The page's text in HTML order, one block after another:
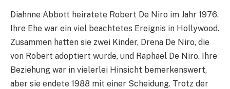
Diahnne Abbott heiratete Robert De Niro im Jahr 1976.
Ihre Ehe war ein viel beachtetes Ereignis in Hollywood.
Zusammen hatten sie zwei Kinder, Drena De Niro, die
von Robert adoptiert wurde, und Raphael De Niro. Ihre
Beziehung war in vielerlei Hinsicht bemerkenswert,
aber sie endete 1988 mit einer Scheidung. Trotz der